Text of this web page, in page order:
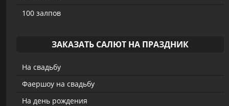
100 залпов
ЗАКАЗАТЬ САЛЮТ НА ПРАЗДНИК
На свадьбу
Фаершоу на свадьбу
На день рождения